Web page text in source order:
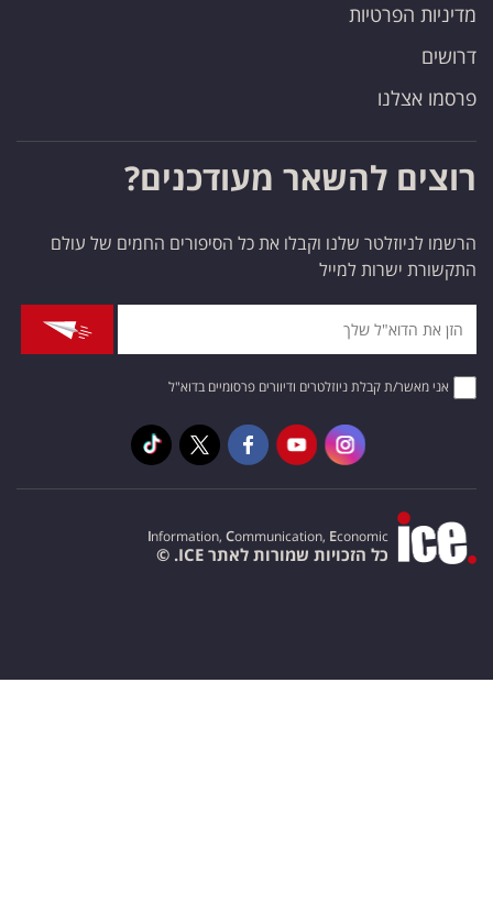
מדיניות הפרטיות
דרושים
פרסמו אצלנו
רוצים להשאר מעודכנים?
הרשמו לניוזלטר שלנו וקבלו את כל הסיפורים החמים של עולם
התקשורת ישרות למייל
אני מאשר/ת קבלת ניוזלטרים ודיוורים פרסומיים בדוא"ל
Information, Communication, Economic
כל הזכויות שמורות לאתר ICE. ©